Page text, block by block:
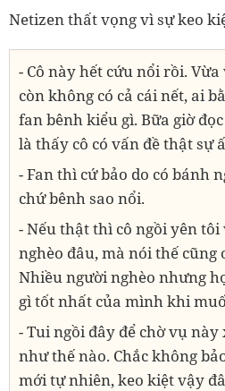
Netizen thất vọng vì sự keo
- Cô này hết cứu nổi rồi.
còn không có cả cái nết, ai
fan bênh kiểu gì. Bữa giờ
là thấy cô có vấn đề thật sự
- Fan thì cứ bảo do có bánh
chứ bênh sao nổi.
- Nếu thật thì cô ngồi yên tôi
nghèo đâu, mà nói thế cũng
Nhiều người nghèo nhưng
gì tốt nhất của mình khi
- Tui ngồi đây để chờ vụ
như thế nào. Chắc không
mới tự nhiên, keo kiệt vậy